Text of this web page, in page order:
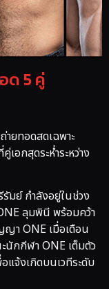
ด 5 คู่
ายทอดสดเฉพาะ
อกสุดระห่ำระหว่าง
มย์ กำลังอยู่ในช่วง
ลุมพินี พร้อมคว้า
ญา ONE เมื่อเดือน
นักกีฬา ONE เต็มตัว
แจ้งเกิดบนเวทีระดับ